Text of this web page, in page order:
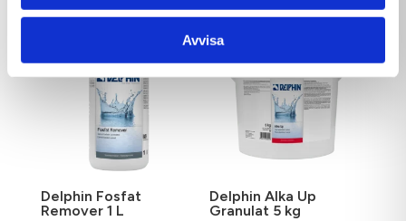
Avvisa
Delphin Fosfat
Remover 1 L
Delphin Alka Up
Granulat 5 kg